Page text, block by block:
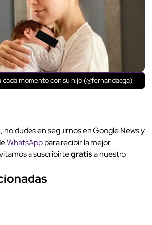
cada momento con su hijo (@fernandacga)
, no dudes en seguirnos en Google News y
WhatsApppara recibir la mejor
a suscribirtegratisa nuestro